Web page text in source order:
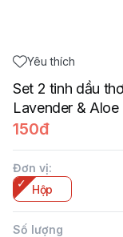
Yêu thích
Set 2 tinh dầu
Lavender & Aloe
150đ
Đơn vị:
Hộp
Số lượng